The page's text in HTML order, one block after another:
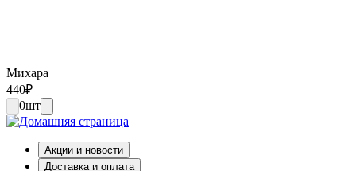
Михара
440₽
0шт
Акции и новости
Доставка и оплата